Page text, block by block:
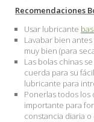
Recomendaciones
Usar lubricante
Lavabar bien
muy bien (para
Las bolas chinas
cuerda para su
lubricante para
Ponerlas todos los
importante para
constancia diaria o